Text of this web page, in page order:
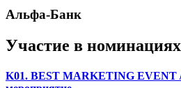
Альфа-Банк
Участие в номинациях
K01. BEST MARKETING EVENT